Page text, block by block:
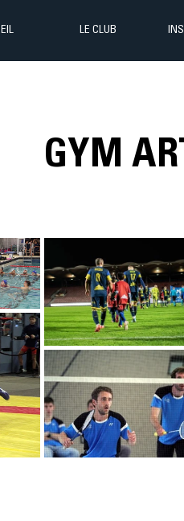
LE CLUB
GYM